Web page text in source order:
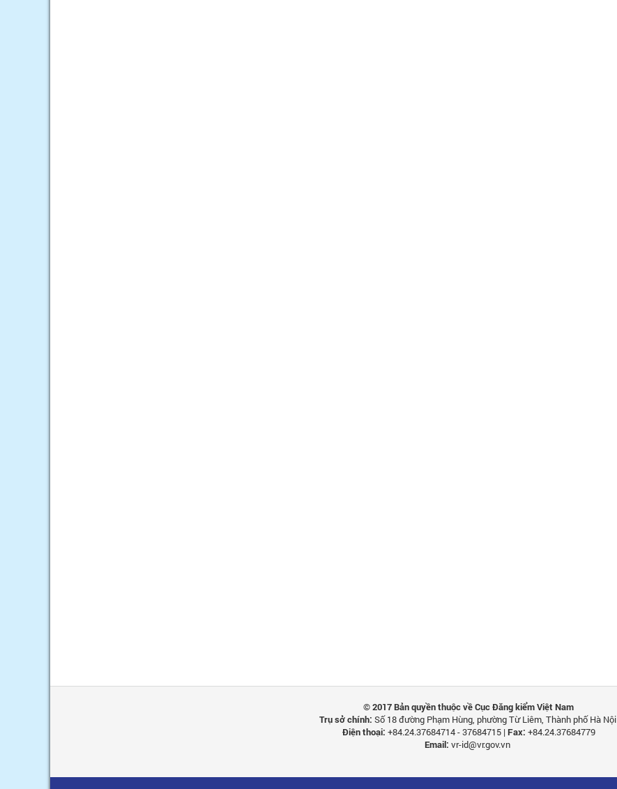
© 2017 Bản quyền thuộc về Cục Đăng kiểm Việt Nam
Trụ sở chính: Số 18 đường Phạm Hùng, phường Từ Liêm, Thành phố Hà Nội
Điện thoại: +84.24.37684714 - 37684715 | Fax: +84.24.37684779
Email: vr-id@vr.gov.vn